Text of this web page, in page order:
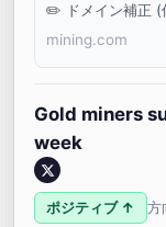
ドメイン補正
mining.com
Gold miners
week
ポジティブ ↑ 方